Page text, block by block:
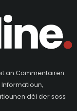
an Commentairen
déi der soss